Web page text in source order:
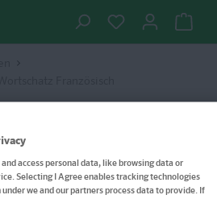
access personal data, like browsing data or
Selecting I Agree enables tracking technologies
we and our partners process data to provide. If